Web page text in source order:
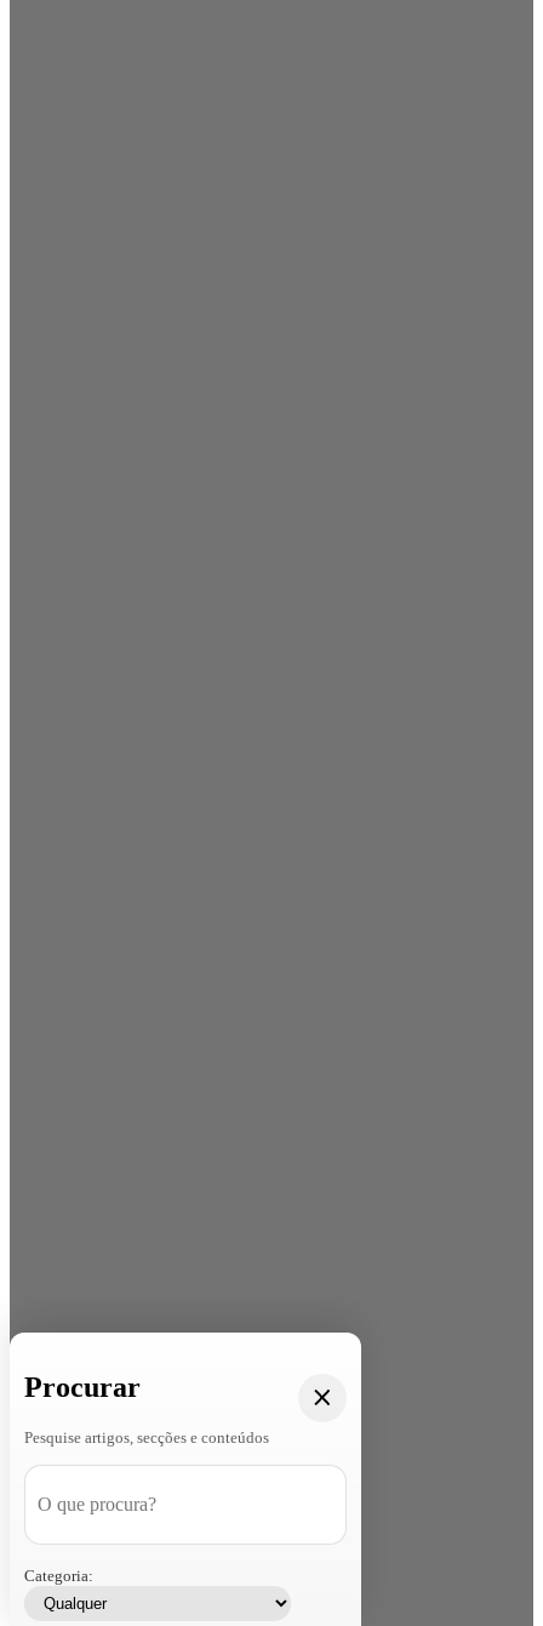
Procurar
Pesquise artigos, secções e conteúdos
Categoria: